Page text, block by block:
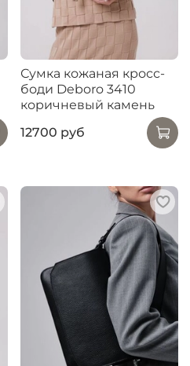
Сумка кожаная кросс-
боди Deboro 3410
коричневый камень
12700 руб